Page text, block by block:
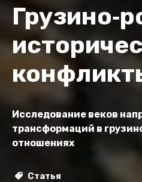
Исследование веков
трансформаций в
отношениях
Статья